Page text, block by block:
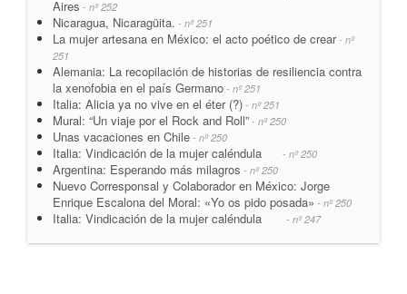
Aires - nº 252
Nicaragua, Nicaragüita. - nº 251
La mujer artesana en México: el acto poético de crear- nº
251
Alemania: La recopilación de historias de resiliencia contra
la xenofobia en el país Germano - nº 251
Italia: Alicia ya no vive en el éter (?) - nº 251
Mural: “Un viaje por el Rock and Roll” - nº 250
Unas vacaciones en Chile - nº 250
Italia: Vindicación de la mujer caléndula - nº 250
Argentina: Esperando más milagros - nº 250
Nuevo Corresponsal y Colaborador en México: Jorge
Enrique Escalona del Moral: «Yo os pido posada» - nº 250
Italia: Vindicación de la mujer caléndula - nº 247